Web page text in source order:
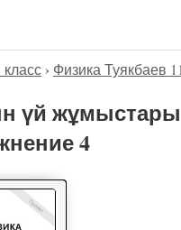
класс › Физика Туякбаев
үй жұмыстары
4